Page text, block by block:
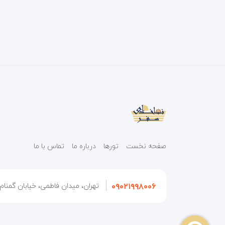
صفحه نخست تورها درباره ما تماس با ما
۰۹۰۲۱۹۹۸۰۰۶ تهران، میدان فاطمی، خیابان گمنام،